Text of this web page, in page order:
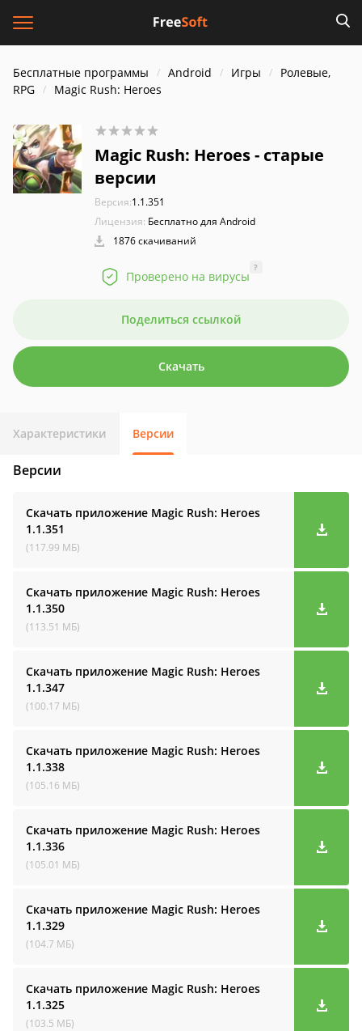
Бесплатные программы Android Игры
Ролевые,
RPG
Magic Rush: Heroes
Magic Rush: Heroes - старые
версии
Версия:1.1.351
Лицензия: Бесплатно для Android
1876 скачиваний
Проверено на вирусы
?
Поделиться ссылкой
Скачать
Характеристики Версии
Версии
Скачать приложение Magic Rush: Heroes
1.1.351
(117.99 МБ)
Скачать приложение Magic Rush: Heroes
1.1.350
(113.51 МБ)
Скачать приложение Magic Rush: Heroes
1.1.347
(100.17 МБ)
Скачать приложение Magic Rush: Heroes
1.1.338
(105.16 МБ)
Скачать приложение Magic Rush: Heroes
1.1.336
(105.01 МБ)
Скачать приложение Magic Rush: Heroes
1.1.329
(104.7 МБ)
Скачать приложение Magic Rush: Heroes
1.1.325
(103.5 МБ)